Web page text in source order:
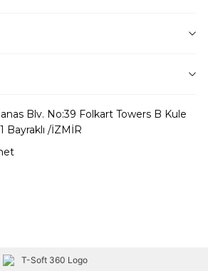
Blv. No:39 Folkart Towers B Kule
Bayraklı /İZMİR